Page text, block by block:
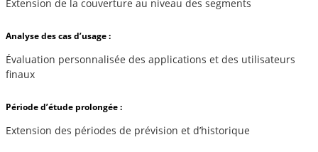
Extension de la couverture au niveau des segments
Analyse des cas d’usage :
Évaluation personnalisée des applications et des utilisateurs
finaux
Période d’étude prolongée :
Extension des périodes de prévision et d’historique